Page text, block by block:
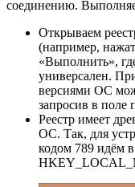
соединению.
Открываем
(например,
«Выполнить»,
универсален.
версиями ОС
запросив в поле
Реестр имеет
ОС. Так, для
кодом 789 идём